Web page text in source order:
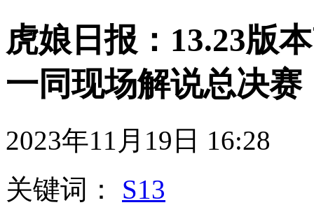
虎娘日报：13.23版
一同现场解说总决赛
2023年11月19日
关键词：
S13